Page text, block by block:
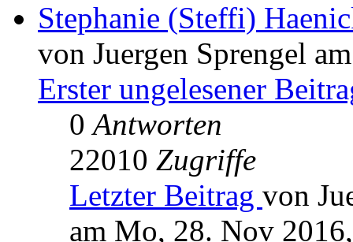
Stephanie (Steffi)
von Juergen Sprengel
Erster ungelesener
0Antworten
22010 Zugriffe
Letzter Beitrag von
am Mo, 28. Nov